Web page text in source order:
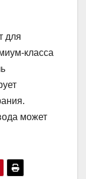
для
класса
может